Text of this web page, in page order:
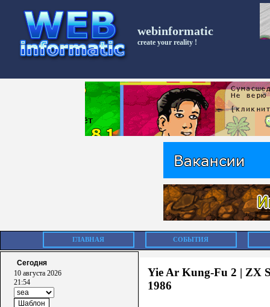
webinformatic
create your reality !
ГЛАВНАЯ СОБЫТИЯ
Сегодня
10 августа 2026
21:54
Yie Ar Kung-Fu 2 | ZX
1986